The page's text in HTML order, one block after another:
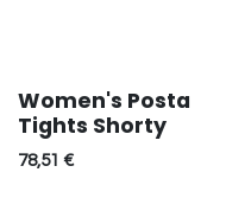
Women's Posta
Tights Shorty
78,51 €